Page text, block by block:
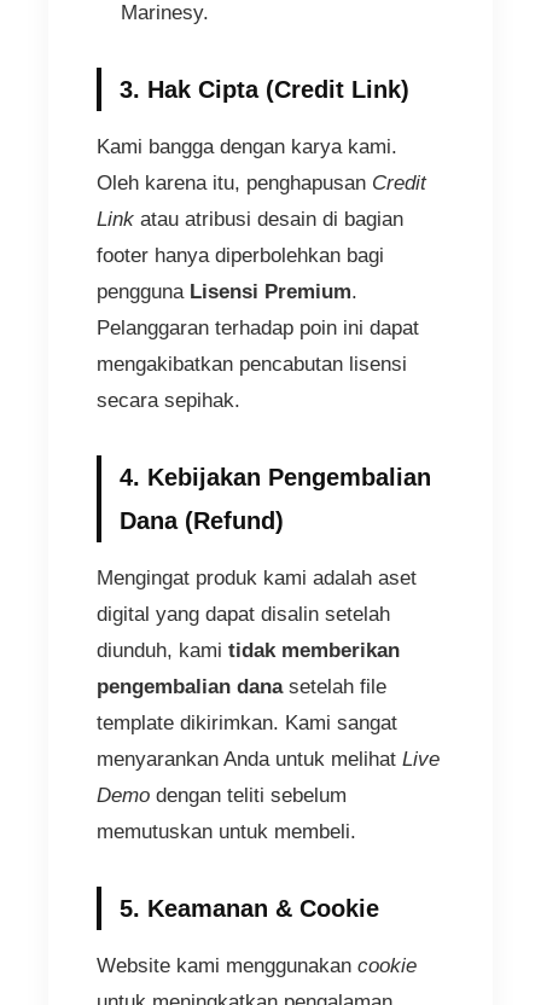
Marinesy.
3. Hak Cipta (Credit Link)
Kami bangga dengan karya kami.
Oleh karena itu, penghapusan Credit
Link atau atribusi desain di bagian
footer hanya diperbolehkan bagi
pengguna Lisensi Premium.
Pelanggaran terhadap poin ini dapat
mengakibatkan pencabutan lisensi
secara sepihak.
4. Kebijakan Pengembalian
Dana (Refund)
Mengingat produk kami adalah aset
digital yang dapat disalin setelah
diunduh, kami tidak memberikan
pengembalian danasetelah file
template dikirimkan. Kami sangat
menyarankan Anda untuk melihat Live
Demo dengan teliti sebelum
memutuskan untuk membeli.
5. Keamanan & Cookie
Website kami menggunakan cookie